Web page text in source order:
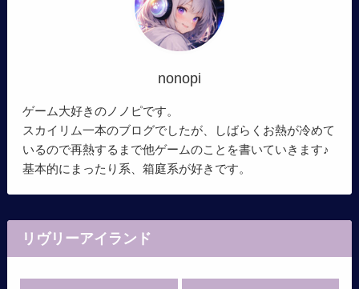
nonopi
ゲーム大好きのノノピです。
スカイリム一本のブログでしたが、しばらくお熱が冷めて
いるので再熱するまで他ゲームのことを書いていきます♪
基本的にまったり系、箱庭系が好きです。
リヴリーアイランド